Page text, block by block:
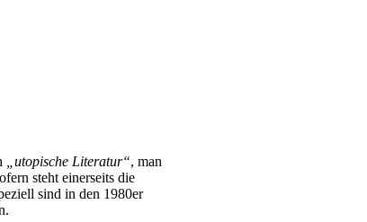
„utopische Literatur“, man
steht einerseits die
sind in den 1980er